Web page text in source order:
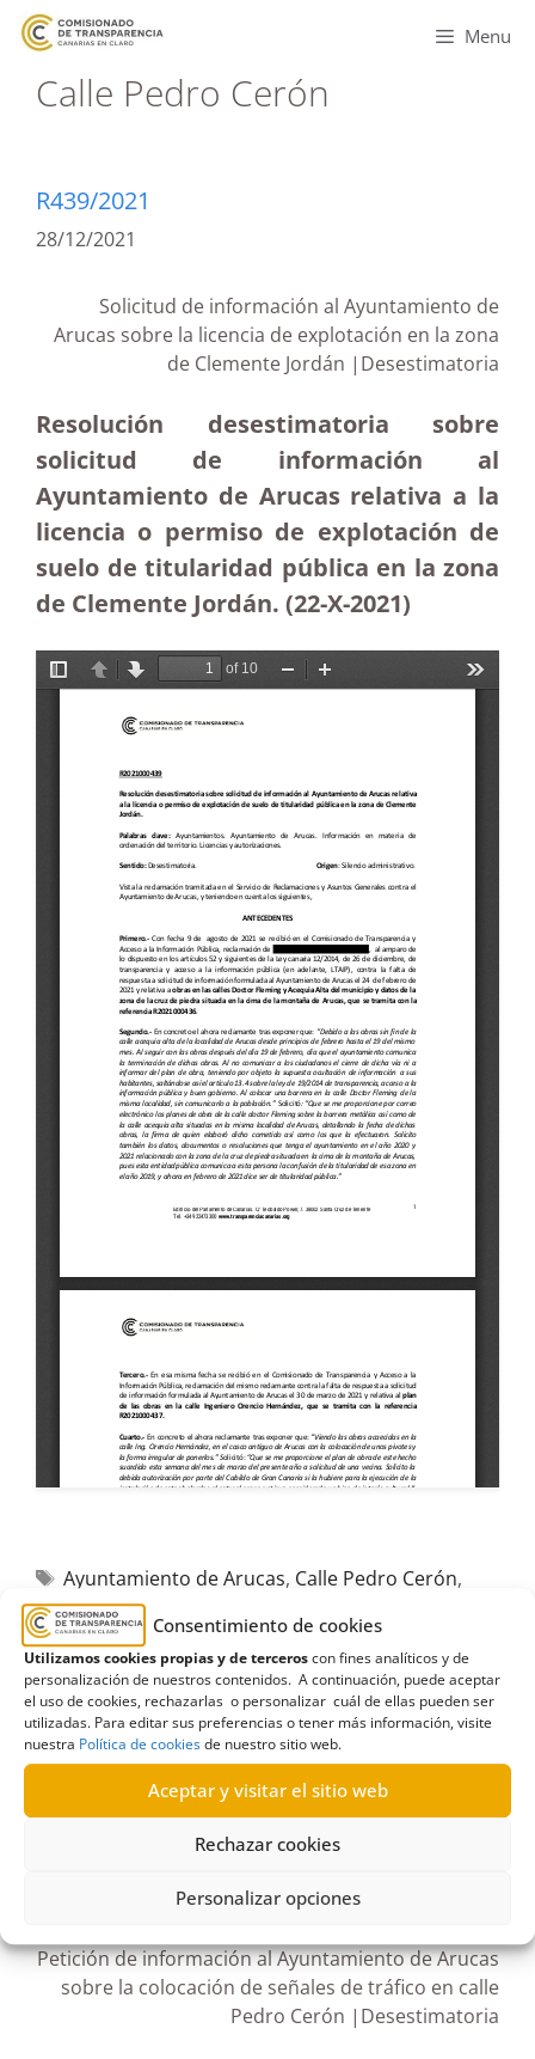
Consentimiento de cookies
Utilizamos cookies propias y de terceroscon fines analíticos y de
personalización de nuestros contenidos. A continuación, puede aceptar
el uso de cookies, rechazarlas o personalizar cuál de ellas pueden ser
utilizadas. Para editar sus preferencias o tener más información, visite
nuestra Política de cookiesde nuestro sitio web.
Aceptar y visitar el sitio web
Rechazar cookies
Personalizar opciones
Menu
Calle Pedro Cerón
R439/2021
28/12/2021
Solicitud de información al Ayuntamiento de
Arucas sobre la licencia de explotación en la zona
de Clemente Jordán |Desestimatoria
Resolución desestimatoria sobre
solicitud de información al
Ayuntamiento de Arucas relativa a la
licencia o permiso de explotación de
suelo de titularidad pública en la zona
de Clemente Jordán. (22-X-2021)
Ayuntamiento de Arucas, Calle Pedro Cerón,
Desestimatoria
Explotación del suelo
montaña de Arucas
Titularidad pública,Zona Clemente Jordán,Zona
Cruz de Piedra
Petición de información al Ayuntamiento de Arucas
sobre la colocación de señales de tráfico en calle
Pedro Cerón |Desestimatoria